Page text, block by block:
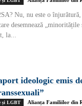
Nu, nu este o înjurătură,
desemnează
la...
ideologic emis
și LGBT Alianța Familiilor din